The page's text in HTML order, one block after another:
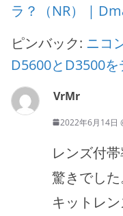
ラ？（NR） |
ピンバック: ニコ
D5600とD3500
VrMr
2022年6月14日
レンズ付
驚きでした
キットレ